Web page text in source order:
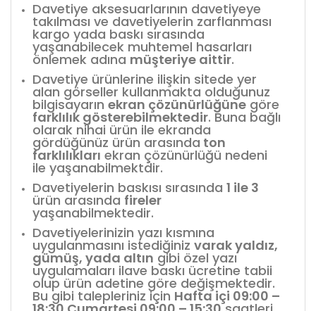
Davetiye aksesuarlarının davetiyeye
takılması ve davetiyelerin zarflanması
kargo yada baskı sırasında
yaşanabilecek muhtemel hasarları
önlemek adına müşteriye aittir.
Davetiye ürünlerine ilişkin sitede yer
alan görseller kullanmakta olduğunuz
bilgisayarın ekran çözünürlüğüne göre
farklılık gösterebilmektedir. Buna bağlı
olarak nihai ürün ile ekranda
gördüğünüz ürün arasında ton
farklılıkları ekran çözünürlüğü nedeni
ile yaşanabilmektdir.
Davetiyelerin baskısı sırasında 1 ile 3
ürün arasında fireler
yaşanabilmektedir.
Davetiyelerinizin yazı kısmına
uygulanmasını istediğiniz varak yaldız,
gümüş, yada altın gibi özel yazı
uygulamaları ilave baskı ücretine tabii
olup ürün adetine göre değişmektedir.
Bu gibi talepleriniz için Hafta içi 09:00 –